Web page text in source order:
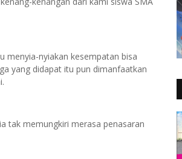
menyia-nyiakan kesempatan bisa
yang didapat itu pun dimanfaatkan
tak memungkiri merasa penasaran